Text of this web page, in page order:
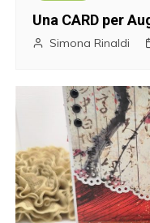
Una CARD per
Simona Rinaldi